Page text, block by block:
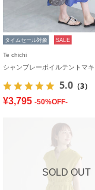
タイムセール対象 SALE
Te chichi
5.0 （3）
¥3,795 -50%OFF-
SOLD OUT